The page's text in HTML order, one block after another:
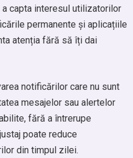
capta interesul utilizatorilor
permanente și aplicațiile
atenția fără să îți dai
notificărilor care nu sunt
mesajelor sau alertelor
fără a întrerupe
poate reduce
din timpul zilei.